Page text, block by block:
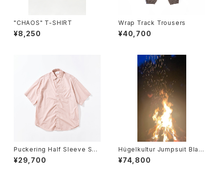
"CHAOS" T-SHIRT
¥8,250
Wrap Track Trousers
¥40,700
Puckering Half Sleeve Shir
t¥29,700
Hügelkultur Jumpsuit Blac
k
¥74,800